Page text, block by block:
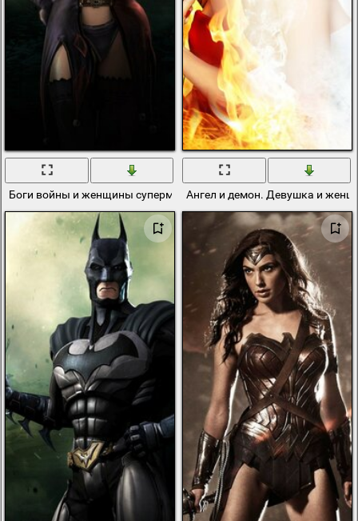
Боги войны и женщины суперменыАнгел и демон. Девушка и